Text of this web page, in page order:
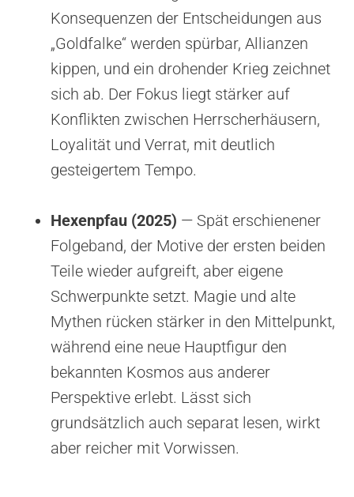
Konsequenzen der Entscheidungen aus
„Goldfalke“ werden spürbar, Allianzen
kippen, und ein drohender Krieg zeichnet
sich ab. Der Fokus liegt stärker auf
Konflikten zwischen Herrscherhäusern,
Loyalität und Verrat, mit deutlich
gesteigertem Tempo.
Hexenpfau (2025) — Spät erschienener
Folgeband, der Motive der ersten beiden
Teile wieder aufgreift, aber eigene
Schwerpunkte setzt. Magie und alte
Mythen rücken stärker in den Mittelpunkt,
während eine neue Hauptfigur den
bekannten Kosmos aus anderer
Perspektive erlebt. Lässt sich
grundsätzlich auch separat lesen, wirkt
aber reicher mit Vorwissen.